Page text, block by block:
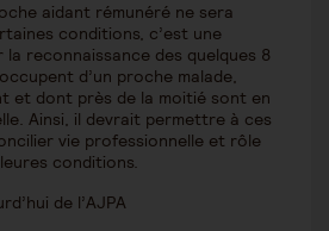
aidant rémunéré ne sera
conditions, c’est une
la reconnaissance des quelques 8
d’un proche malade,
et dont près de la moitié sont en
Ainsi, il devrait permettre à ces
vie professionnelle et rôle
conditions.
de l’AJPA